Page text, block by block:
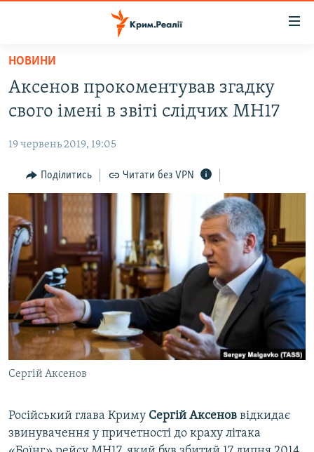
Перейти
основного
матеріалу
до
навігації
Перейти
до
пошуку
ПОЛІТИКА
БЛОГИ
ПОГЛЯД
ІНТЕРВ'Ю
ВСЕ ЗА ДЕНЬ
СПЕЦПРОЕКТИ
ДЕПОРТАЦІЯ
ВІДЕОУРОКИ «ELIFBE»
СВІДЧЕННЯ ОКУПАЦІЇ
УКРАЇНСЬКА ПРОБЛЕМА КРИМУ
ЯК ОБІЙТИ БЛОКУВАННЯ
Русский
Qırımtatar
НОВИНИ
Аксенов прокоментував згадку
свого імені в звіті слідчих MH17
19 червень 2019, 19:05
Поділитись Читати без VPN
Сергій Аксенов
Російський глава Криму Сергій Аксенов відкидає
звинувачення у причетності до краху літака